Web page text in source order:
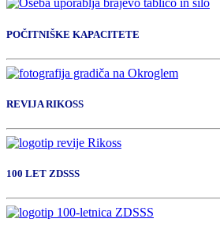
POČITNIŠKE KAPACITETE
REVIJA RIKOSS
100 LET ZDSSS